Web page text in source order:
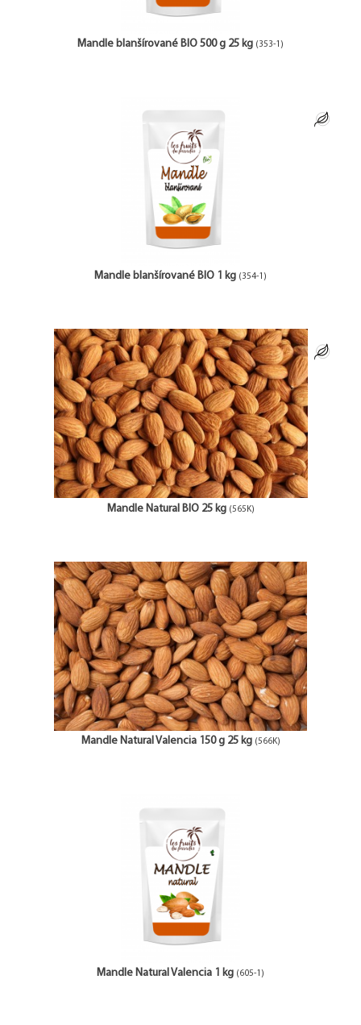
Mandle blanšírované BIO 500 g 25 kg (353-1)
Mandle blanšírované BIO 1 kg (354-1)
Mandle Natural BIO 25 kg (565K)
Mandle Natural Valencia 150 g 25 kg (566K)
Mandle Natural Valencia 1 kg (605-1)